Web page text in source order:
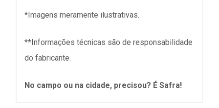
*Imagens meramente ilustrativas.
**Informações técnicas são de responsabilidade
do fabricante.
No campo ou na cidade, precisou? É Safra!